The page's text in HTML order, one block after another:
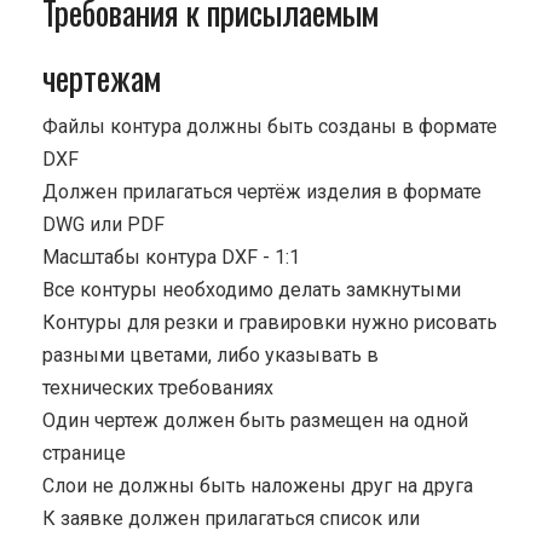
Требования к присылаемым
чертежам
Файлы контура должны быть созданы в формате
DXF
Должен прилагаться чертёж изделия в формате
DWG или PDF
Масштабы контура DXF - 1:1
Все контуры необходимо делать замкнутыми
Контуры для резки и гравировки нужно рисовать
разными цветами, либо указывать в
технических требованиях
Один чертеж должен быть размещен на одной
странице
Cлои не должны быть наложены друг на друга
К заявке должен прилагаться список или